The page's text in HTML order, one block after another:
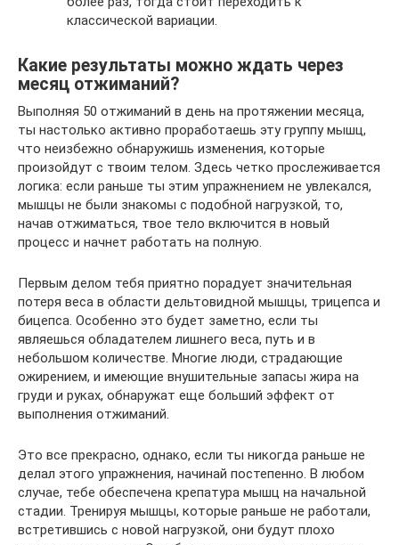
классической вариации.
Какие результаты можно ждать через
месяц отжиманий?
Выполняя 50 отжиманий в день на протяжении месяца,
ты настолько активно проработаешь эту группу мышц,
что неизбежно обнаружишь изменения, которые
произойдут с твоим телом. Здесь четко прослеживается
логика: если раньше ты этим упражнением не увлекался,
мышцы не были знакомы с подобной нагрузкой, то,
начав отжиматься, твое тело включится в новый
процесс и начнет работать на полную.
Первым делом тебя приятно порадует значительная
потеря веса в области дельтовидной мышцы, трицепса и
бицепса. Особенно это будет заметно, если ты
являешься обладателем лишнего веса, путь и в
небольшом количестве. Многие люди, страдающие
ожирением, и имеющие внушительные запасы жира на
груди и руках, обнаружат еще больший эффект от
выполнения отжиманий.
Это все прекрасно, однако, если ты никогда раньше не
делал этого упражнения, начинай постепенно. В любом
случае, тебе обеспечена крепатура мышц на начальной
стадии. Тренируя мышцы, которые раньше не работали,
встретившись с новой нагрузкой, они будут плохо